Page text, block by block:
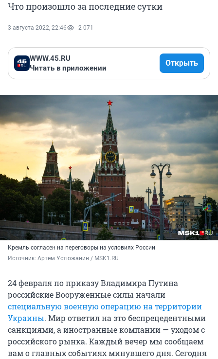
Что произошло за последние сутки
3 августа 2022, 22:46 2 071
WWW.45.RU
Читать в приложении
Открыть
Кремль согласен на переговоры на условиях России
Источник: Артем Устюжанин / MSK1.RU
24 февраля по приказу Владимира Путина
российские Вооруженные силы начали
специальную военную операцию на территории
Украины. Мир ответил на это беспрецедентными
санкциями, а иностранные компании — уходом с
российского рынка. Каждый вечер мы сообщаем
вам о главных событиях минувшего дня. Сегодня